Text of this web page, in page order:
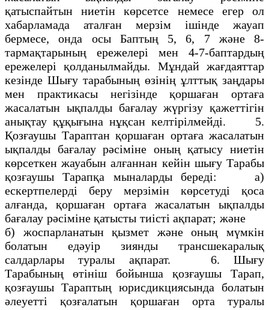
қатыспайтын ниетiн көрсетсе немесе егер ол
хабарламада аталған мерзiм iшiнде жауап
бермесе, онда осы Баптың 5, 6, 7 және 8-
тармақтарының ережелерi мен 4-7-баптардың
ережелерi қолданылмайды. Мұндай жағдаяттар
кезiнде Шығу тарабының өзiнің ұлттық заңдары
мен практикасы негізiнде қоршаған ортаға
жасалатын ықпалды бағалау жүргiзу қажеттiгiн
анықтау құқығына нұқсан келтiрiлмейдi. 5.
Қозғаушы Тараптан қоршаған ортаға жасалатын
ықпалды бағалау рәсiмiне оның қатысу ниетiн
көрсеткен жауабын алғаннан кейiн шығу Тарабы
қозғаушы Тарапқа мыналарды бередi: а)
ескертпелердi беру мерзiмiн көрсетудi қоса
алғанда, қоршаған ортаға жасалатын ықпалды
бағалау рәсiмiне қатысты тиiстi ақпарат; және
б) жоспарланатын қызмет және оның мүмкiн
болатын едәуiр зиянды трансшекаралық
салдарлары туралы ақпарат. 6. Шығу
Тарабының өтiнiш бойынша қозғаушы Тарап,
қозғаушы Тараптың юрисдикциясында болатын
әлеуеттi қозғалатын қоршаған орта туралы